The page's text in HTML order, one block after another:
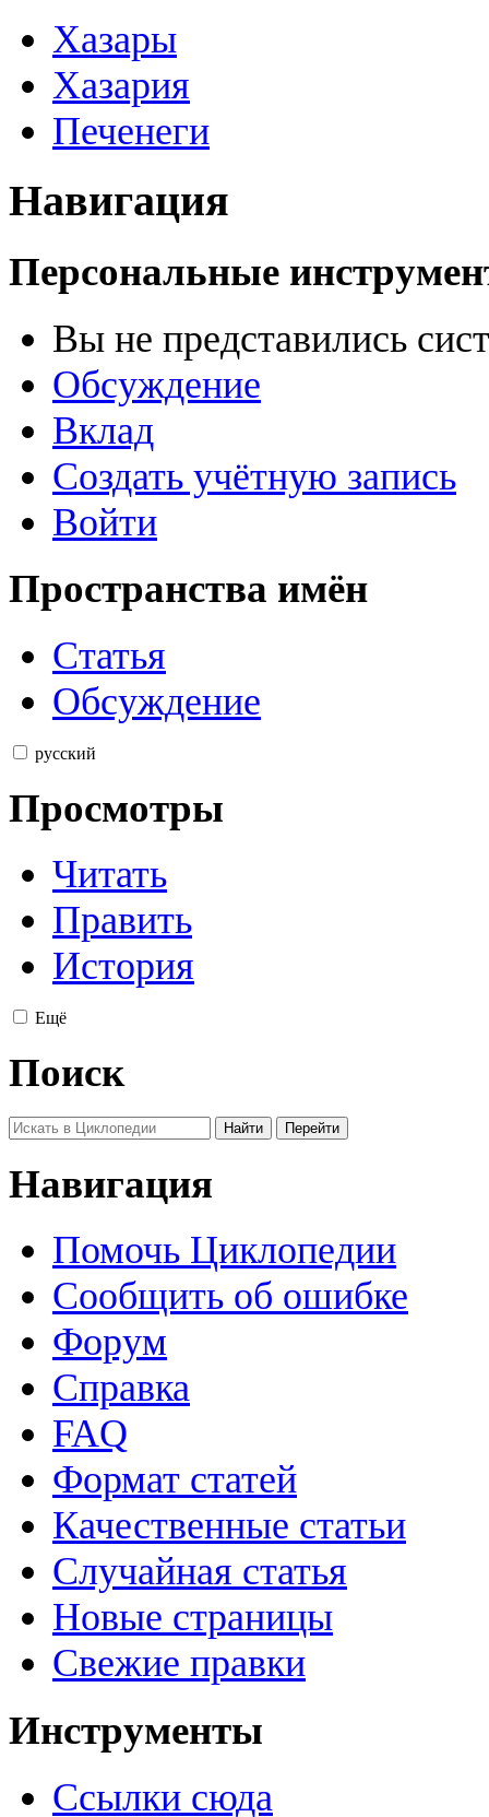
Хазары
Хазария
Печенеги
Навигация
Персональные
Вы не представились
Обсуждение
Вклад
Создать учётную запись
Войти
Пространства имён
Статья
Обсуждение
русский
Просмотры
Читать
Править
История
Ещё
Поиск
Навигация
Помочь Циклопедии
Сообщить об ошибке
Форум
Справка
FAQ
Формат статей
Качественные статьи
Случайная статья
Новые страницы
Свежие правки
Инструменты
Ссылки сюда